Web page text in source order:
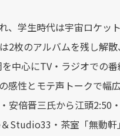
学生時代は宇宙ロケッ
2枚のアルバムを残し解
中心にTV・ラジオでの
感性とモテ声トークで幅
安倍晋三氏から江頭2:50
Studio33・茶室「無動